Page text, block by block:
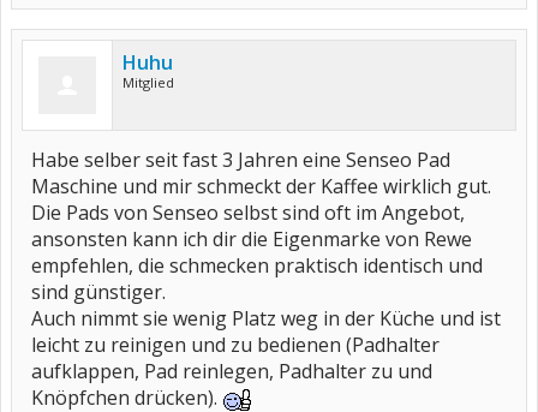
Huhu
Mitglied
Habe selber seit fast 3 Jahren eine Senseo Pad
Maschine und mir schmeckt der Kaffee wirklich gut.
Die Pads von Senseo selbst sind oft im Angebot,
ansonsten kann ich dir die Eigenmarke von Rewe
empfehlen, die schmecken praktisch identisch und
sind günstiger.
Auch nimmt sie wenig Platz weg in der Küche und ist
leicht zu reinigen und zu bedienen (Padhalter
aufklappen, Pad reinlegen, Padhalter zu und
Knöpfchen drücken).